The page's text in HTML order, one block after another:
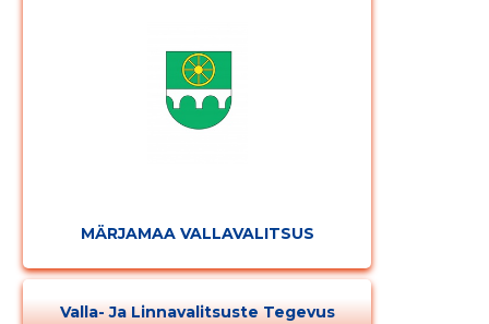
MÄRJAMAA VALLAVALITSUS
Valla- Ja Linnavalitsuste Tegevus